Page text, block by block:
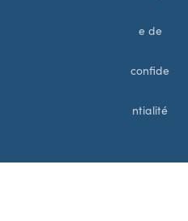
e de
confide
ntialité